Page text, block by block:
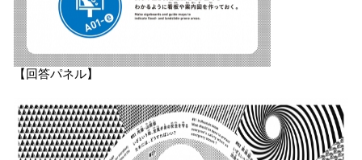
【回答パネル】